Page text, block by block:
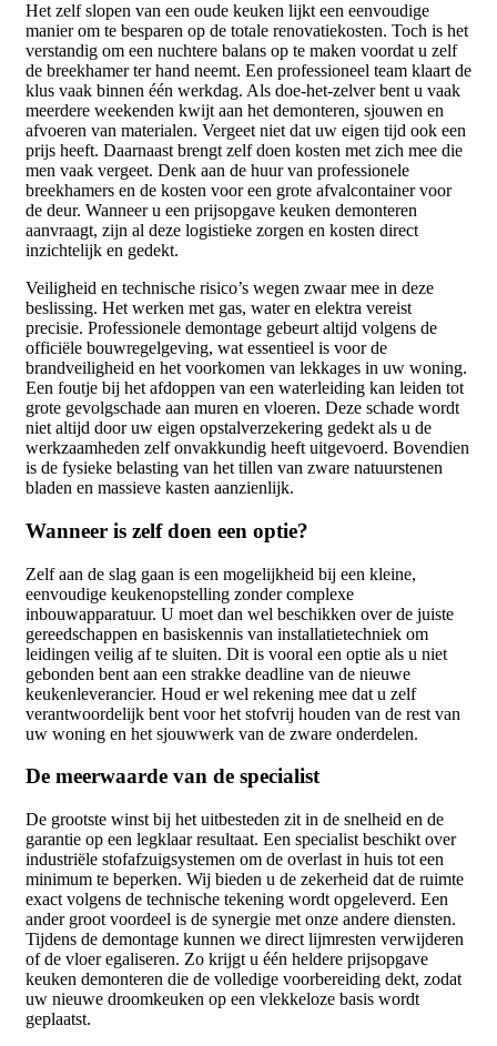
Het zelf slopen van een oude keuken lijkt een eenvoudige
manier om te besparen op de totale renovatiekosten. Toch is het
verstandig om een nuchtere balans op te maken voordat u zelf
de breekhamer ter hand neemt. Een professioneel team klaart de
klus vaak binnen één werkdag. Als doe-het-zelver bent u vaak
meerdere weekenden kwijt aan het demonteren, sjouwen en
afvoeren van materialen. Vergeet niet dat uw eigen tijd ook een
prijs heeft. Daarnaast brengt zelf doen kosten met zich mee die
men vaak vergeet. Denk aan de huur van professionele
breekhamers en de kosten voor een grote afvalcontainer voor
de deur. Wanneer u een prijsopgave keuken demonteren
aanvraagt, zijn al deze logistieke zorgen en kosten direct
inzichtelijk en gedekt.
Veiligheid en technische risico’s wegen zwaar mee in deze
beslissing. Het werken met gas, water en elektra vereist
precisie. Professionele demontage gebeurt altijd volgens de
officiële bouwregelgeving, wat essentieel is voor de
brandveiligheid en het voorkomen van lekkages in uw woning.
Een foutje bij het afdoppen van een waterleiding kan leiden tot
grote gevolgschade aan muren en vloeren. Deze schade wordt
niet altijd door uw eigen opstalverzekering gedekt als u de
werkzaamheden zelf onvakkundig heeft uitgevoerd. Bovendien
is de fysieke belasting van het tillen van zware natuurstenen
bladen en massieve kasten aanzienlijk.
Wanneer is zelf doen een optie?
Zelf aan de slag gaan is een mogelijkheid bij een kleine,
eenvoudige keukenopstelling zonder complexe
inbouwapparatuur. U moet dan wel beschikken over de juiste
gereedschappen en basiskennis van installatietechniek om
leidingen veilig af te sluiten. Dit is vooral een optie als u niet
gebonden bent aan een strakke deadline van de nieuwe
keukenleverancier. Houd er wel rekening mee dat u zelf
verantwoordelijk bent voor het stofvrij houden van de rest van
uw woning en het sjouwwerk van de zware onderdelen.
De meerwaarde van de specialist
De grootste winst bij het uitbesteden zit in de snelheid en de
garantie op een legklaar resultaat. Een specialist beschikt over
industriële stofafzuigsystemen om de overlast in huis tot een
minimum te beperken. Wij bieden u de zekerheid dat de ruimte
exact volgens de technische tekening wordt opgeleverd. Een
ander groot voordeel is de synergie met onze andere diensten.
Tijdens de demontage kunnen we direct lijmresten verwijderen
of de vloer egaliseren. Zo krijgt u één heldere prijsopgave
keuken demonteren die de volledige voorbereiding dekt, zodat
uw nieuwe droomkeuken op een vlekkeloze basis wordt
geplaatst.